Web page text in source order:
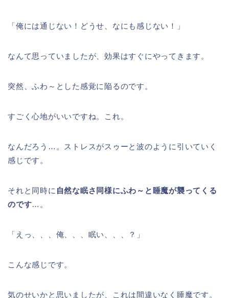
「俺には通じない！どうせ、なにも感じない！」
なんて思っていましたが、効果はすぐにやってきます。
突然、ふわ～とした感覚に陥るのです。
すごく心地がいいですね。これ。
なんだろう…。ストレスがスゥーと波のように引いていく
感じです。
それと同時に 自然な眠さ同様にふわ～と睡魔が襲ってくる
のです…。
「えっ、、、俺、、、眠い、、、？」
こんな感じです。
気のせいかと思いましたが、これは間違いなく睡魔です。